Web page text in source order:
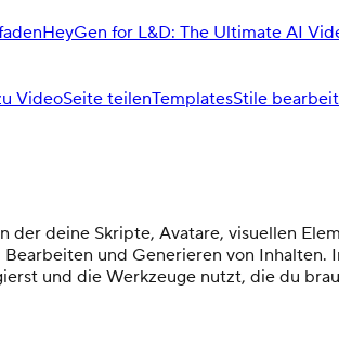
HeyGen for L&D: The Ultimate AI
VideoSeite teilenTemplatesStile
deine Skripte, Avatare, visuellen
und Generieren von
und die Werkzeuge nutzt, die du